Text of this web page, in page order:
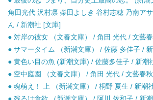
角田光代 沢村凛 柴田よしき 谷村志穂 乃南ア
ん / 新潮社 [文庫]
● 対岸の彼女 （文春文庫） / 角田 光代 / 文藝
● サマータイム （新潮文庫） / 佐藤 多佳子 /
● 黄色い目の魚 (新潮文庫) / 佐藤多佳子 / 新潮
● 空中庭園 （文春文庫） / 角田 光代 / 文藝春
● 魂萌え！ 上 （新潮文庫） / 桐野 夏生 / 新潮